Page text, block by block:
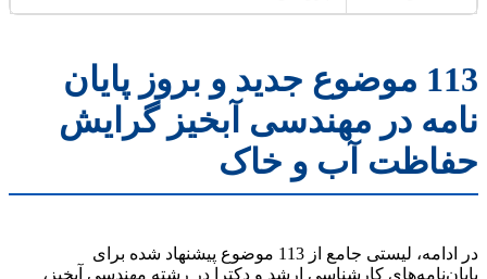
113 موضوع جدید و بروز پایان
نامه در مهندسی آبخیز گرایش
حفاظت آب و خاک
در ادامه، لیستی جامع از 113 موضوع پیشنهاد شده برای
پایان‌نامه‌های کارشناسی ارشد و دکترا در رشته مهندسی آبخیز،